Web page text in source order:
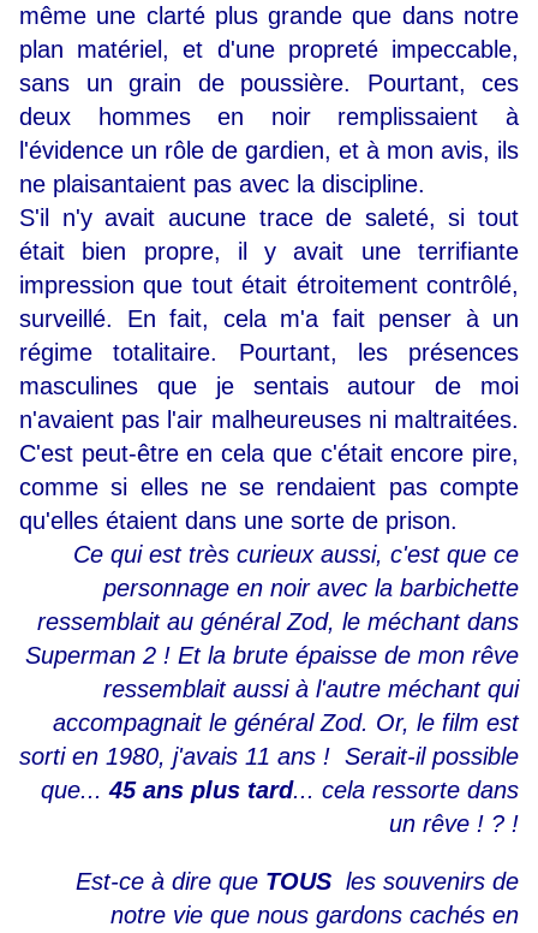
même une clarté plus grande que dans notre
plan matériel, et d'une propreté impeccable,
sans un grain de poussière. Pourtant, ces
deux hommes en noir remplissaient à
l'évidence un rôle de gardien, et à mon avis, ils
ne plaisantaient pas avec la discipline.
S'il n'y avait aucune trace de saleté, si tout
était bien propre, il y avait une terrifiante
impression que tout était étroitement contrôlé,
surveillé. En fait, cela m'a fait penser à un
régime totalitaire. Pourtant, les présences
masculines que je sentais autour de moi
n'avaient pas l'air malheureuses ni maltraitées.
C'est peut-être en cela que c'était encore pire,
comme si elles ne se rendaient pas compte
qu'elles étaient dans une sorte de prison.
Ce qui est très curieux aussi, c'est que ce
personnage en noir avec la barbichette
ressemblait au général Zod, le méchant dans
Superman 2 ! Et la brute épaisse de mon rêve
ressemblait aussi à l'autre méchant qui
accompagnait le général Zod. Or, le film est
sorti en 1980, j'avais 11 ans ! Serait-il possible
que...45 ans plus tard... cela ressorte dans
un rêve ! ? !
Est-ce à dire que TOUS les souvenirs de
notre vie que nous gardons cachés en